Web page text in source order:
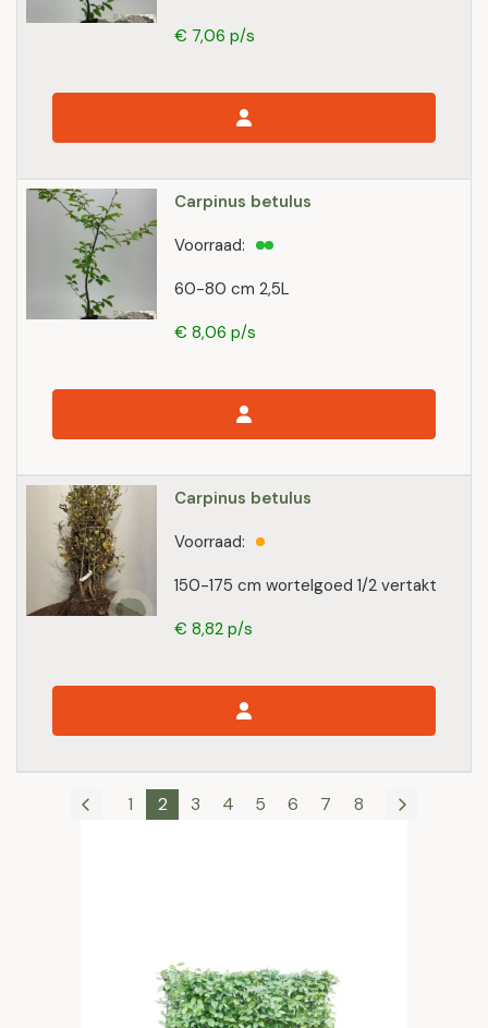
€ 7,06 p/s
Carpinus betulus
60-80 cm 2,5L
Voorraad:
€ 8,06 p/s
Carpinus betulus
150-175 cm wortelgoed 1/2 vertakt
Voorraad:
€ 8,82 p/s
1 2 3 4 5 6 7 8